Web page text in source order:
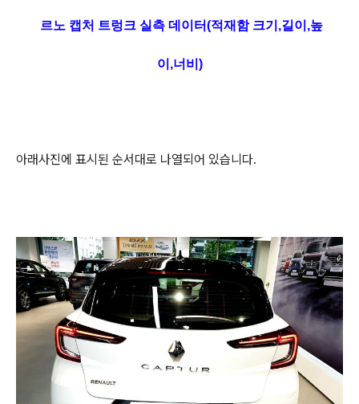
르노 캡처 트렁크 실측 데이터(적재함 크기,길이,높
이,너비)
아래사진에 표시된 순서대로 나열되어 있습니다.